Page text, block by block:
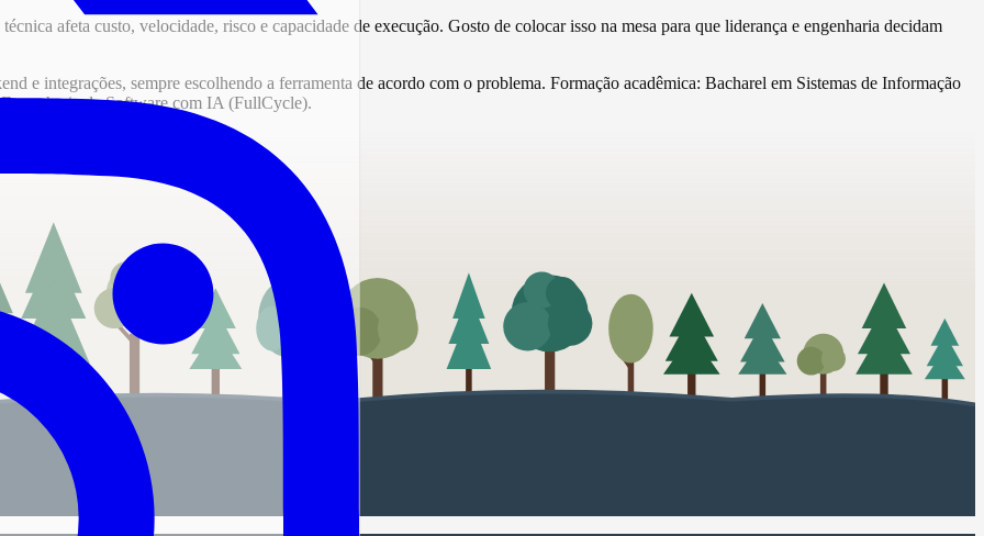
afeta custo, velocidade, risco e capacidade de execução. Gosto de colocar isso na mesa para que liderança e engenharia decidam
e integrações, sempre escolhendo a ferramenta de acordo com o problema. Formação acadêmica: Bacharel em Sistemas de Informação
de Software com IA (FullCycle).